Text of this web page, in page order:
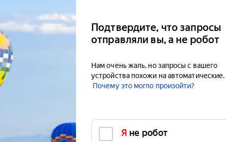
Подтвердите, что запросы
отправляли вы, а не робот
Нам очень жаль, но запросы с вашего
устройства похожи на автоматические.
Почему это могло произойти?
Я не робот